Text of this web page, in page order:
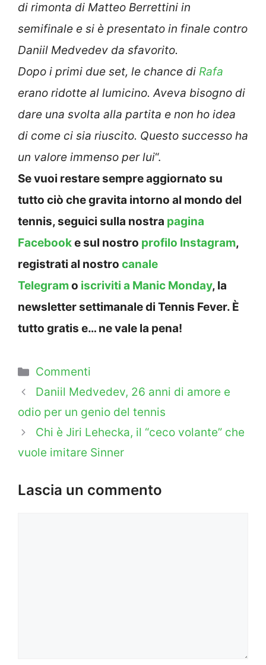
di rimonta di Matteo Berrettini in
semifinale e si è presentato in finale contro
Daniil Medvedev da sfavorito.
Dopo i primi due set, le chance di Rafa
erano ridotte al lumicino. Aveva bisogno di
dare una svolta alla partita e non ho idea
di come ci sia riuscito. Questo successo ha
un valore immenso per lui“.
Se vuoi restare sempre aggiornato su
tutto ciò che gravita intorno al mondo del
tennis, seguici sulla nostra pagina
Facebooke sul nostro profilo Instagram,
registrati al nostro canale
Telegramo iscriviti a Manic Monday, la
newsletter settimanale di Tennis Fever. È
tutto gratis e… ne vale la pena!
Categorie
Commenti
Daniil Medvedev, 26 anni di amore e
odio per un genio del tennis
Chi è Jiri Lehecka, il “ceco volante” che
vuole imitare Sinner
Lascia un commento